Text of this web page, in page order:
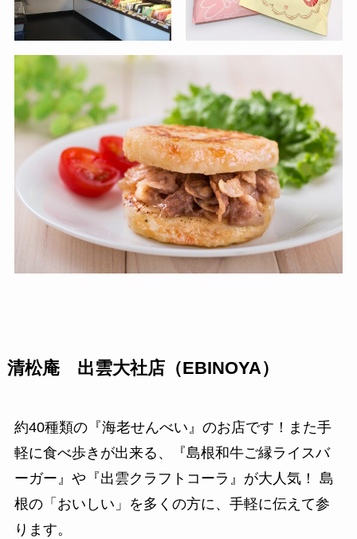
清松庵 出雲大社店（EBINOYA）
約40種類の『海老せんべい』のお店です！また手
軽に食べ歩きが出来る、『島根和牛ご縁ライスバ
ーガー』や『出雲クラフトコーラ』が大人気！ 島
根の「おいしい」を多くの方に、手軽に伝えて参
ります。